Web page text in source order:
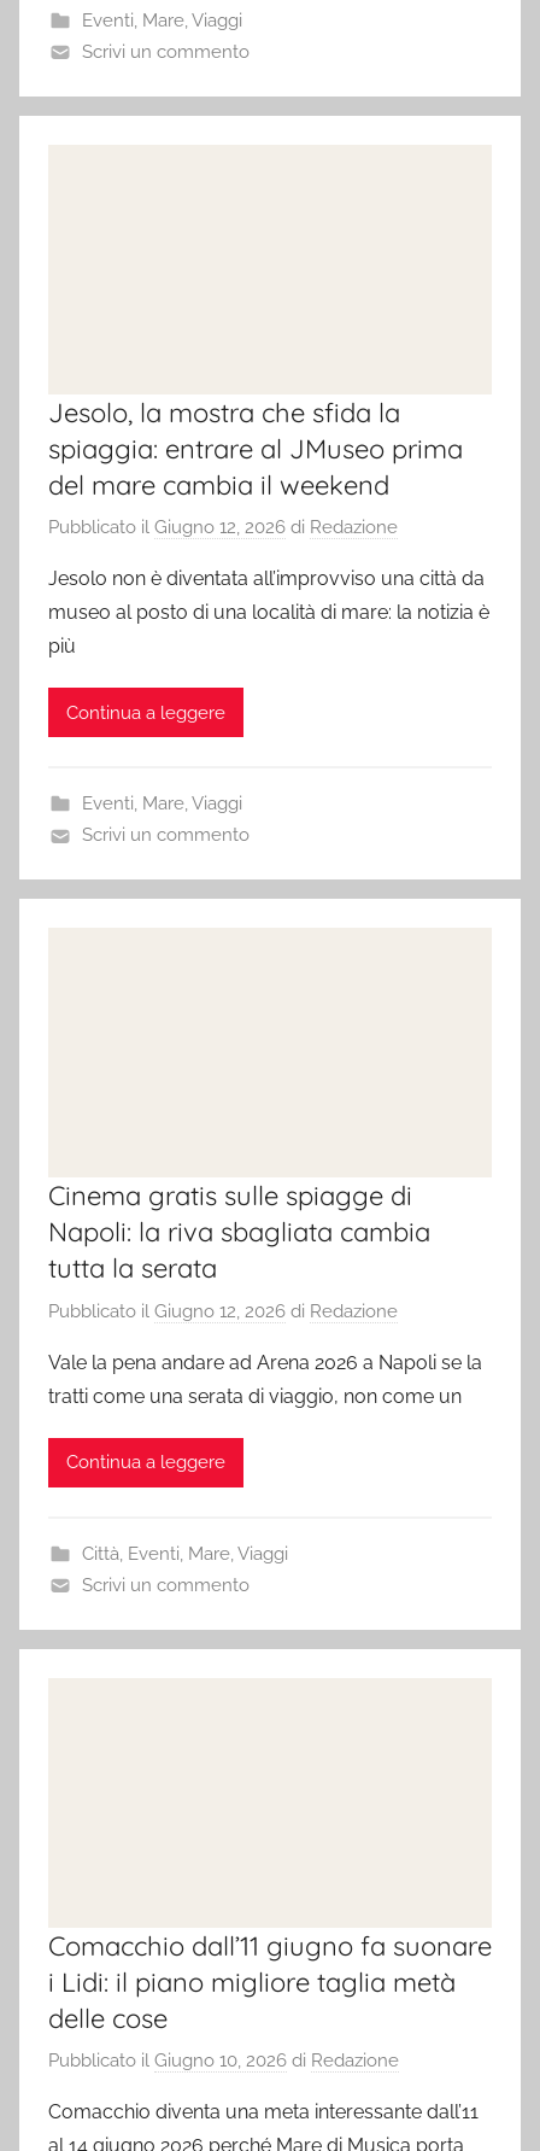
Eventi, Mare,Viaggi
Scrivi un commento
Jesolo, la mostra che sfida la
spiaggia: entrare al JMuseo prima
del mare cambia il weekend
Pubblicato il Giugno 12, 2026 di Redazione
Jesolo non è diventata all’improvviso una città da
museo al posto di una località di mare: la notizia è
più
Continua a leggere
Eventi, Mare,Viaggi
Scrivi un commento
Cinema gratis sulle spiagge di
Napoli: la riva sbagliata cambia
tutta la serata
Pubblicato il Giugno 12, 2026 di Redazione
Vale la pena andare ad Arena 2026 a Napoli se la
tratti come una serata di viaggio, non come un
Continua a leggere
Città, Eventi, Mare,Viaggi
Scrivi un commento
Comacchio dall’11 giugno fa suonare
i Lidi: il piano migliore taglia metà
delle cose
Pubblicato il Giugno 10, 2026 di Redazione
Comacchio diventa una meta interessante dall’11
al 14 giugno 2026 perché Mare di Musica porta